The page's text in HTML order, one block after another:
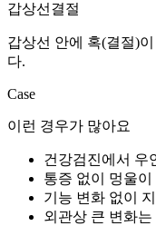
갑상선결절
갑상선 안에 혹(결절)
다.
Case
이런 경우가 많아요
건강검진에서 우
통증 없이 멍울이
기능 변화 없이
외관상 큰 변화는